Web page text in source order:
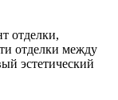
отделки,
отделки между
эстетический